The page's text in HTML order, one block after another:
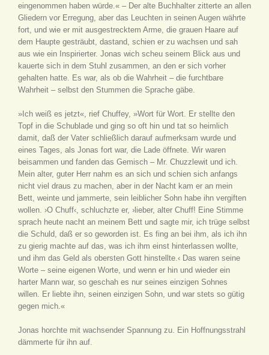
eingenommen haben würde.« – Der alte Buchhalter zitterte an allen
Gliedern vor Erregung, aber das Leuchten in seinen Augen währte
fort, und wie er mit ausgestrecktem Arme, die grauen Haare auf
dem Haupte gesträubt, dastand, schien er zu wachsen und sah
aus wie ein Inspirierter. Jonas wich scheu seinem Blick aus und
kauerte sich in dem Stuhl zusammen, an den er sich vorher
gehalten hatte. Es war, als ob die Wahrheit – die furchtbare
Wahrheit – selbst den Stummen die Sprache gäbe.
»Ich weiß es jetzt«, rief Chuffey, »Wort für Wort. Er stellte den
Topf in die Schublade und ging so oft hin und tat so heimlich
damit, daß der Vater schließlich darauf aufmerksam wurde und
eines Tages, als Jonas fort war, die Lade öffnete. Wir waren
beisammen und fanden das Gemisch – Mr. Chuzzlewit und ich.
Mein alter, guter Herr nahm es an sich und schien sich anfangs
nicht viel draus zu machen, aber in der Nacht kam er an mein
Bett, weinte und jammerte, sein leiblicher Sohn habe ihn vergiften
wollen. ›O Chuff‹, schluchzte er, ›lieber, alter Chuff! Eine Stimme
sprach heute nacht an meinem Bett und sagte mir, ich trüge selbst
die Schuld, daß er so geworden ist. Es fing an bei ihm, als ich ihn
zu gierig machte auf das, was ich ihm einst hinterlassen wollte,
und ihm das Geld als obersten Gott hinstellte.‹ Das waren seine
Worte – seine eigenen Worte, und wenn er hin und wieder ein
harter Mann war, so geschah es nur seines einzigen Sohnes
willen. Er liebte ihn, seinen einzigen Sohn, und war stets so gütig
gegen mich.«
Jonas horchte mit wachsender Spannung zu. Ein Hoffnungsstrahl
dämmerte für ihn auf.